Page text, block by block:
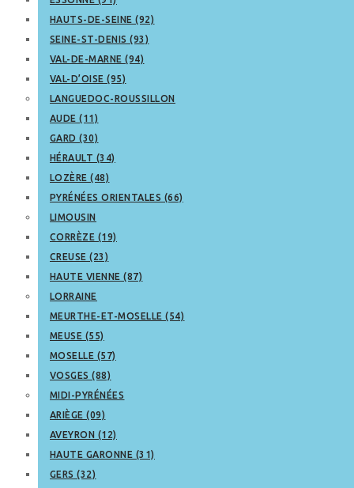
HAUTS-DE-SEINE (92)
SEINE-ST-DENIS (93)
VAL-DE-MARNE (94)
VAL-D’OISE (95)
LANGUEDOC-ROUSSILLON
AUDE (11)
GARD (30)
HÉRAULT (34)
LOZÈRE (48)
PYRÉNÉES ORIENTALES (66)
LIMOUSIN
CORRÈZE (19)
CREUSE (23)
HAUTE VIENNE (87)
LORRAINE
MEURTHE-ET-MOSELLE (54)
MEUSE (55)
MOSELLE (57)
VOSGES (88)
MIDI-PYRÉNÉES
ARIÈGE (09)
AVEYRON (12)
HAUTE GARONNE (31)
GERS (32)